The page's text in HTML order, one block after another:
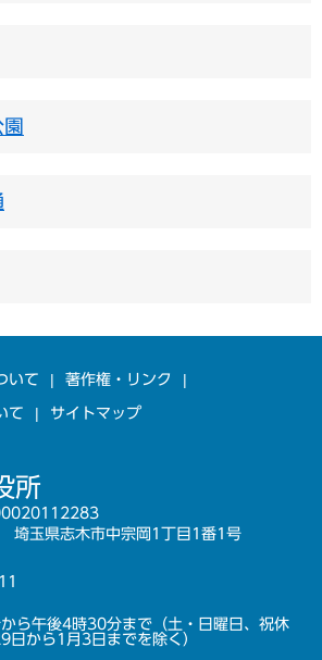
いて 著作権・リンク
て サイトマップ
所
玉県志木市中宗岡1丁目1番1号
ら午後4時30分まで（土・日曜日、祝休
日から1月3日までを除く）